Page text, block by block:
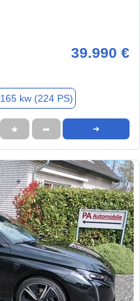
39.990 €
165 kw (224 PS)
★ ➦ ➜